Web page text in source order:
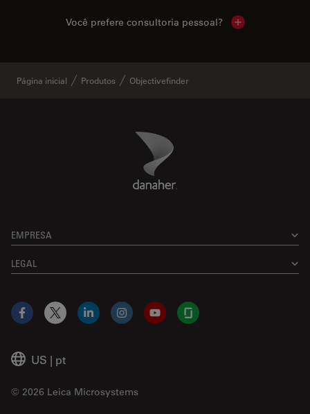
Você prefere consultoria pessoal? Show local
Página inicial Produtos Objectivefinder
Danaher Logo
EMPRESA
LEGAL
US | pt
© 2026 Leica Microsystems
Facebook
X LinkedInInstagramYouTubeGlassdoor